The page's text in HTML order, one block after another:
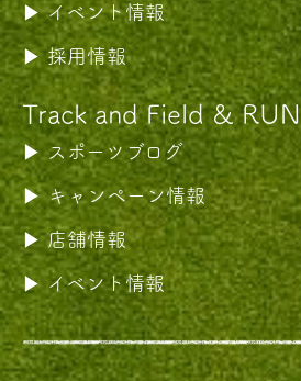
イベント情報
採用情報
Track and Field & RUN
スポーツブログ
キャンペーン情報
店舗情報
イベント情報